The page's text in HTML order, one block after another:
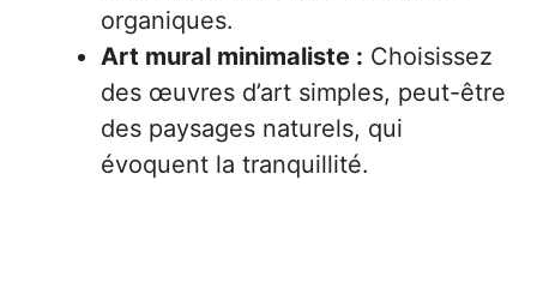
organiques.
Art mural minimaliste : Choisissez
des œuvres d’art simples, peut-être
des paysages naturels, qui
évoquent la tranquillité.